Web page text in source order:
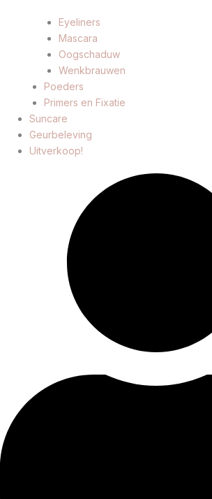
Eyeliners
Mascara
Oogschaduw
Wenkbrauwen
Poeders
Primers en Fixatie
Suncare
Geurbeleving
Uitverkoop!